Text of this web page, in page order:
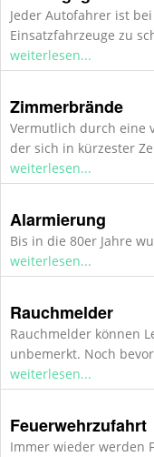
Jeder Autofahrer ist
Einsatzfahrzeuge zu
weiterlesen...
Zimmerbrände
Vermutlich durch eine
der sich in kürzester
weiterlesen...
Alarmierung
Bis in die 80er Jahre
weiterlesen...
Rauchmelder
Rauchmelder können
unbemerkt. Noch
weiterlesen...
Feuerwehrzufahrt
Immer wieder werden